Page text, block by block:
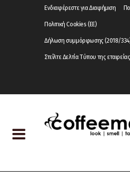
Ενδιαφέρεστε για Διαφήμιση
Πολιτική Cookies (ΕΕ)
Δήλωση συμμόρφωσης (2018/
Στείλτε Δελτία Τύπου της